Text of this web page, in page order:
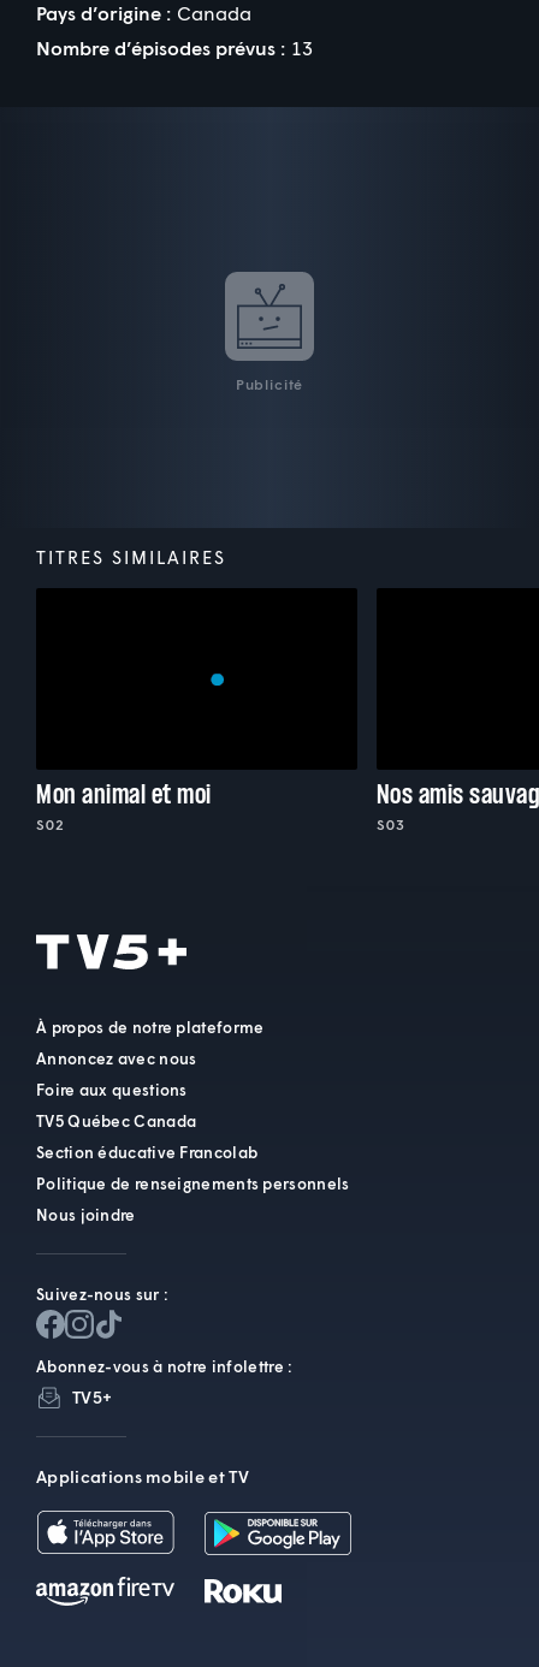
Pays d’origine : Canada
Nombre d’épisodes prévus : 13
Publicité
TITRES SIMILAIRES
Mon animal et moi
S02
Nos amis
S03
À propos de notre plateforme
Annoncez avec nous
Foire aux questions
TV5 Québec Canada
Section éducative Francolab
Politique de renseignements personnels
Nous joindre
Suivez-nous sur :
Abonnez-vous à notre infolettre :
TV5+
Applications mobile et TV